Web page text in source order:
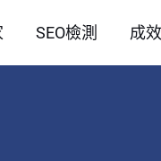
SEO檢測 成